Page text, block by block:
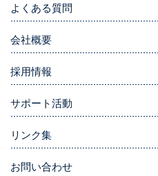
よくある質問
会社概要
採用情報
サポート活動
リンク集
お問い合わせ